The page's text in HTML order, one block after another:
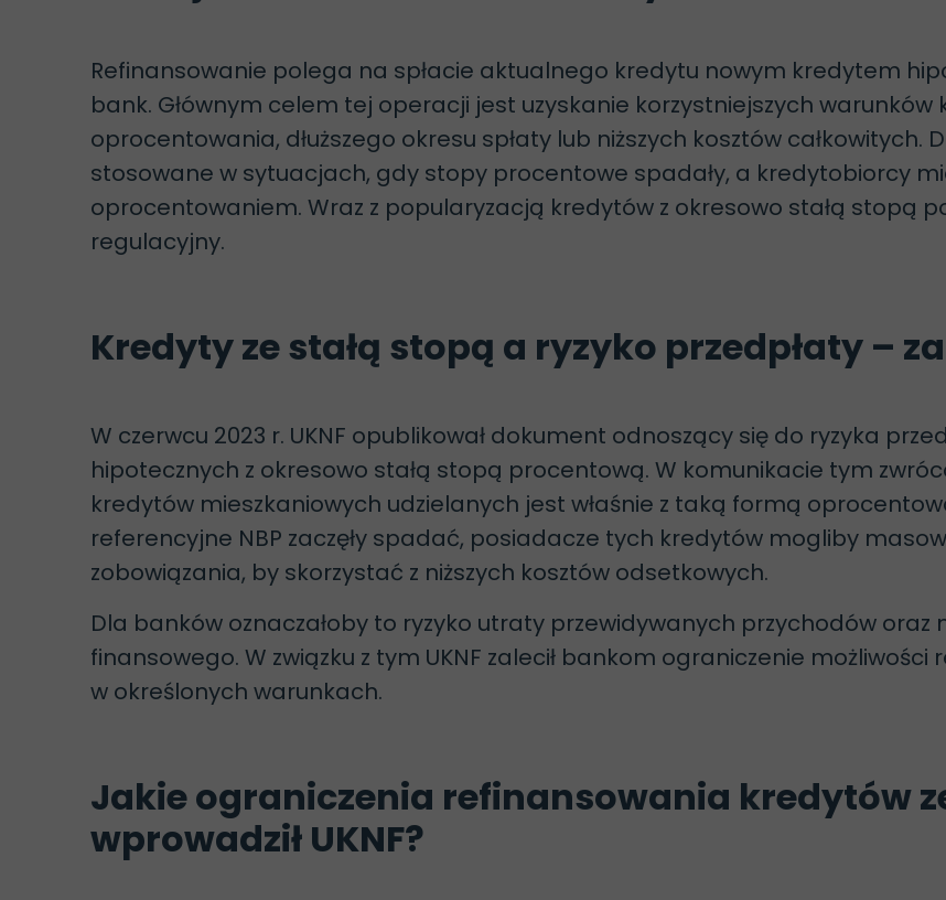
Refinansowanie polega na spłacie aktualnego kredytu nowym kredytem
bank. Głównym celem tej operacji jest uzyskanie korzystniejszych
oprocentowania, dłuższego okresu spłaty lub niższych kosztów całkowitych.
stosowane w sytuacjach, gdy stopy procentowe spadały, a kredytobiorcy
oprocentowaniem. Wraz z popularyzacją kredytów z okresowo stałą stopą
regulacyjny.
Kredyty ze stałą stopą a ryzyko przedpłaty –
W czerwcu 2023 r. UKNF opublikował dokument odnoszący się do ryzyka
hipotecznych z okresowo stałą stopą procentową. W komunikacie tym
kredytów mieszkaniowych udzielanych jest właśnie z taką formą
referencyjne NBP zaczęły spadać, posiadacze tych kredytów mogliby
zobowiązania, by skorzystać z niższych kosztów odsetkowych.
Dla banków oznaczałoby to ryzyko utraty przewidywanych przychodów
finansowego. W związku z tym UKNF zalecił bankom ograniczenie
w określonych warunkach.
Jakie ograniczenia refinansowania kredytów
wprowadził UKNF?